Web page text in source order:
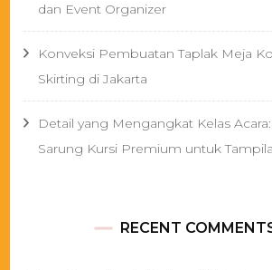
dan Event Organizer
Konveksi Pembuatan Taplak Meja
Skirting di Jakarta
Detail yang Mengangkat Kelas
Sarung Kursi Premium untuk
RECENT